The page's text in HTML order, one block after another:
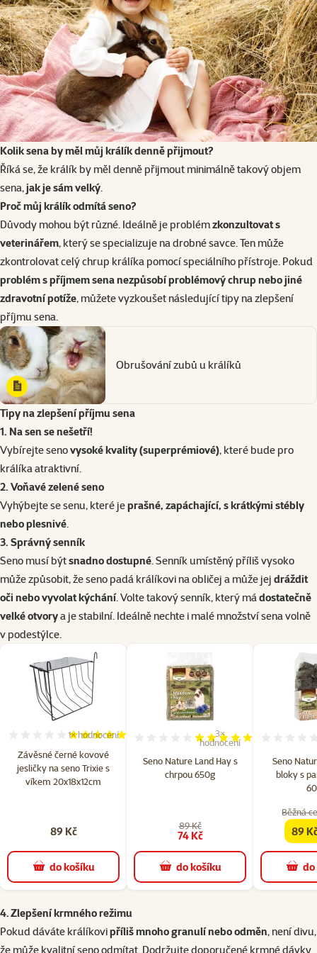
Kolik sena by měl můj králík denně přijmout?
Říká se, že králík by měl denně přijmout minimálně takový objem
sena,jak je sám velký
Proč můj králík odmítá seno?
Důvody mohou být různé. Ideálně je problémzkonzultovat s
veterinářem, který se specializuje na drobné savce. Ten může
zkontrolovat celý chrup králíka pomocí speciálního přístroje. Pokud
problém s příjmem sena nezpůsobí problémový chrup nebo jiné
zdravotní potíže, můžete vyzkoušet následující tipy na zlepšení
příjmu sena.
Obrušování zubů u králíků
Tipy na zlepšení příjmu sena
1. Na sen se nešetří!
Vybírejte senovysoké kvality (superprémiové), které bude pro
králíka atraktivní.
2. Voňavé zelenéseno
Vyhýbejte se senu, které jeprašné, zapáchající, s krátkými stébly
nebo plesnivé
3. Správnýsenník
Seno musí býtsnadno dostupné . Senník umístěný příliš vysoko
může způsobit, že seno padá králíkovi na obličej a může jej dráždit
oči nebo vyvolat kýchání. Volte takový senník, který má dostatečně
velké otvorya je stabilní. Ideálně nechte i malé množství sena volně
v podestýlce.
Závěsné černé kovové
jesličky na seno Trixie s
víkem 20x18x12cm
Hodnocení 100%, počet hodnocení: 1
1×hodnocení
89 Kč
do košíku
Seno Nature Land Hay s
chrpou 650g​
Hodnocení 100%, počet
3×
hodnocení
89 Kč
74 Kč
do košíku
Seno
bloky s
Běžná
89
4. Zlepšení krmného režimu
Pokud dáváte králíkovipříliš mnoho granulí nebo odměn, není divu,
že může kvalitní seno odmítat. Dodržujte doporučené krmné dávky